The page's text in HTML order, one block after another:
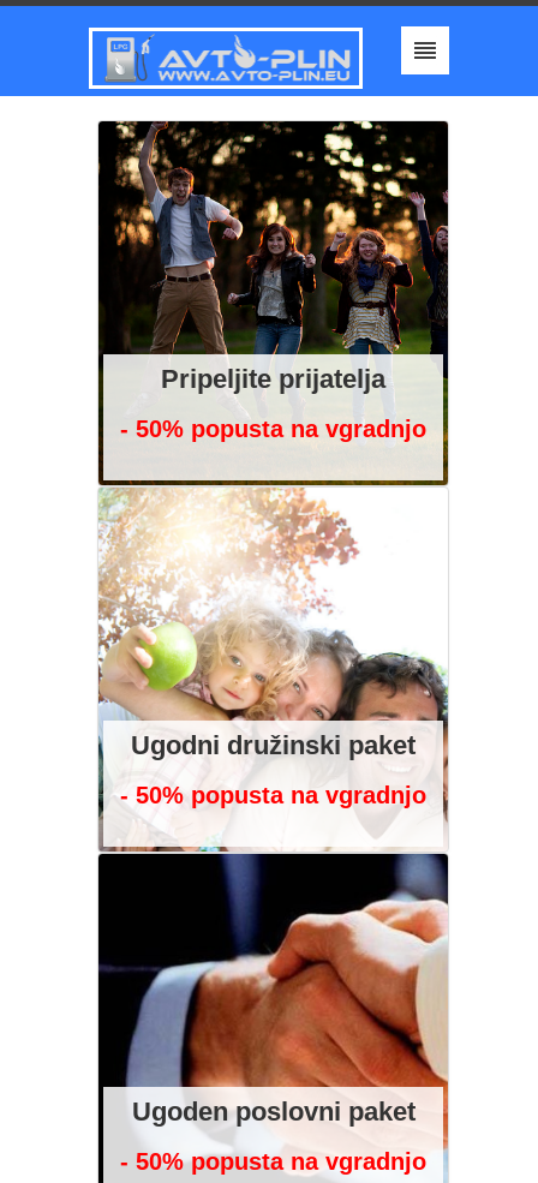
Pripeljite prijatelja
- 50% popusta na vgradnjo
Ugodni družinski paket
- 50% popusta na vgradnjo
Ugoden poslovni paket
- 50% popusta na vgradnjo